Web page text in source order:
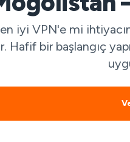
iyi VPN'e mi
bir başlangıç